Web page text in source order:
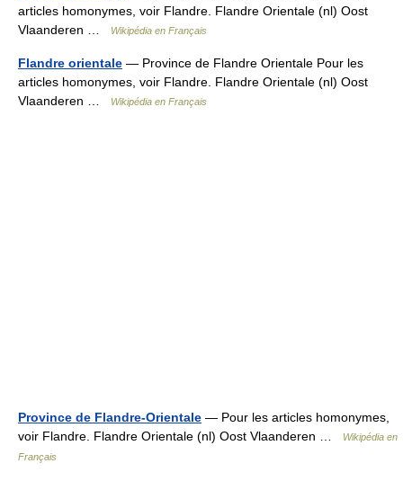
articles homonymes, voir Flandre. Flandre Orientale (nl) Oost
Vlaanderen …
Wikipédia en Français
Flandre orientale — Province de Flandre Orientale Pour les
articles homonymes, voir Flandre. Flandre Orientale (nl) Oost
Vlaanderen …
Wikipédia en Français
Province de Flandre-Orientale — Pour les articles homonymes,
voir Flandre. Flandre Orientale (nl) Oost Vlaanderen …
Wikipédia en
Français